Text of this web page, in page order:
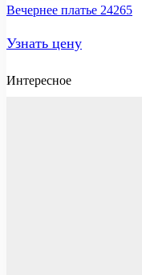
Вечернее платье 24265
Узнать цену
Интересное